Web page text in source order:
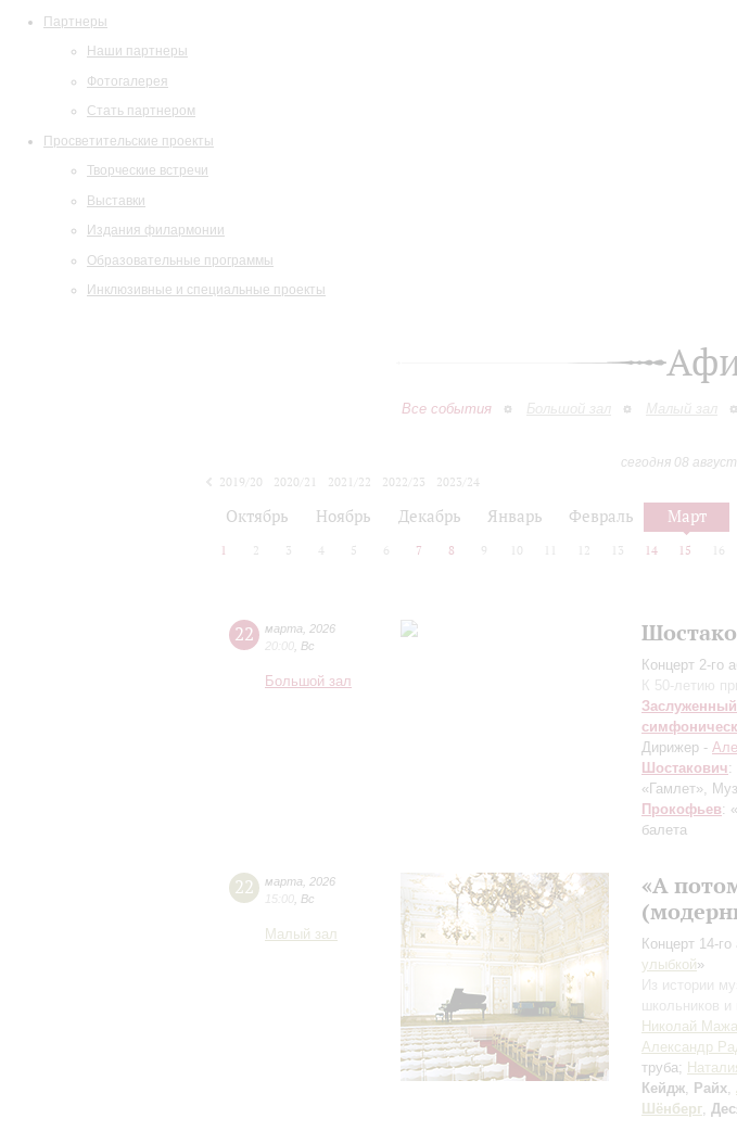
Партнеры
Наши партнеры
Фотогалерея
Стать партнером
Просветительские проекты
Творческие встречи
Выставки
Издания филармонии
Образовательные программы
Инклюзивные и специальные проекты
Все события Большой зал Малый зал
сегодня 08
2019/20
2020/21 2021/22 2022/23
2023/24
Октябрь Ноябрь Декабрь Январь Февраль Март
1 2 3 4 5 6 7 8 9 10 12 13 14 15 16
22 марта
2026
20:00 Вс
Большой зал
Концерт 2-го
К 50-летию
Дирижер -
Шостакович:
«Гамлет»,
Прокофьев:
балета
22 марта
2026
15:00 Вс
Малый зал
«А
Концерт 14-
улыбкой»
Из истории
школьников и
Николай
Александр
труба;
Кейдж, Райх,
Шёнберг,